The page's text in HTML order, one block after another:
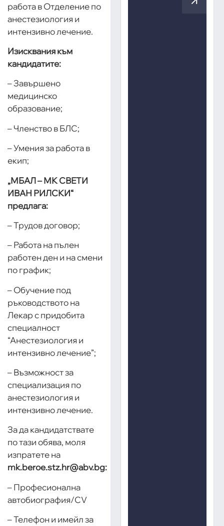
работа в Отделение по
анестезиология и
интензивно лечение.
Изисквания към
кандидатите:
– Завършено
медицинско
образование;
– Членство в БЛС;
– Умения за работа в
екип;
„МБАЛ – МК СВЕТИ
ИВАН РИЛСКИ“
предлага:
– Трудов договор;
– Работа на пълен
работен ден и на смени
по график;
– Обучение под
ръководството на
Лекар с придобита
специалност
“Анестезиология и
интензивно лечение”;
– Възможност за
специализация по
анестезиология и
интензивно лечение.
За да кандидатствате
по тази обява, моля
изпратете на
mk.beroe.stz.hr@abv.bg:
– Професионална
автобиография/CV
– Телефон и имейл за